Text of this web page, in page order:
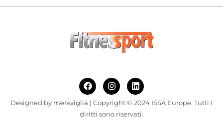
Designed by meravigliä | Copyright © 2024 ISSA Europe. Tutti i
diritti sono riservati.